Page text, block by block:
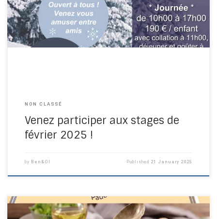
NON CLASSÉ
Venez participer aux stages de
février 2025 !
by Ben&Ol Published 21 January 2025